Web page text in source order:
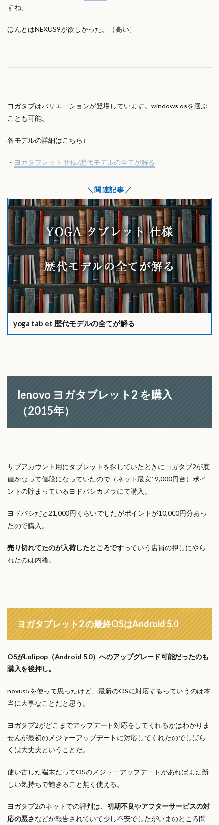
すね。
ほんとはNEXUS9が欲しかった。（高い）
ヨガタブはバリエーションが登場しています。windows osを選ぶ
ことも可能。
各モデルの詳細はこちら↓
・ ヨガタブレット 仕様/歴代モデルの全てが解る
関連記事
yoga tablet 歴代モデルの全てが解る
lenovo ヨガタブレット2 を購入
（2015年）
サブアカウント用にタブレットを探していたときにヨガタブ2が底
値かなって値段になっていたので（ネット最安19,000円台）ポイ
ントの貯まっているヨドバシカメラにて購入。
ヨドバシだと21,000円くらいでしたがポイントが10,000円分あっ
たので購入。
売り切れてたのが入荷したところですっていう店員の押しにやら
れたのは内緒。
ヨガタブレット2 の最終OSはAndroid 5.0
OSがLolipop（Android 5.0）へのアップグレード可能だったのも
購入を後押し。
nexus5を使って思ったけど、最新のOSに対応するっていうのは本
当に大事なことだと思う。
ヨガタブ2がどこまでアップデート対応をしてくれるかはわかりま
せんが最初のメジャーアップデートに対応してくれたのでしばら
くは大丈夫ということだ。
使い古した端末だってOSのメジャーアップデートがあればまた新
しい気持ちで飽きること無く使える。
ヨガタブ2のネットでの評判は、 初期不良やアフターサービスの対
応の悪さなどが報告されていて少し不安でしたがいまのところ問